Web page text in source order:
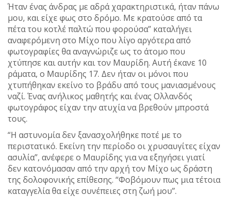
Ήταν ένας άνδρας με αδρά χαρακτηριστικά, ήταν πάνω
μου, και είχε φως στο δρόμο. Με κρατούσε από τα
πέτα του κοτλέ παλτώ που φορούσα” καταλήγει
αναφερόμενη στο Μίχο που λίγο αργότερα από
φωτογραφίες θα αναγνώριζε ως το άτομο που
χτύπησε και αυτήν και τον Μαυρίδη. Αυτή έκανε 10
ράματα, ο Μαυρίδης 17. Δεν ήταν οι μόνοι που
χτυπήθηκαν εκείνο το βράδυ από τους μανιασμένους
ναζί. Ένας ανήλικος μαθητής και ένας Ολλανδός
φωτογράφος είχαν την ατυχία να βρεθούν μπροστά
τους.
“Η αστυνομία δεν ξανασχολήθηκε ποτέ με το
περιστατικό. Εκείνη την περίοδο οι χρυσαυγίτες είχαν
ασυλία”, ανέφερε ο Μαυρίδης για να εξηγήσει γιατί
δεν κατονόμασαν από την αρχή τον Μίχο ως δράστη
της δολοφονικής επίθεσης. “Φοβόμουν πως μια τέτοια
καταγγελία θα είχε συνέπειες στη ζωή μου”.